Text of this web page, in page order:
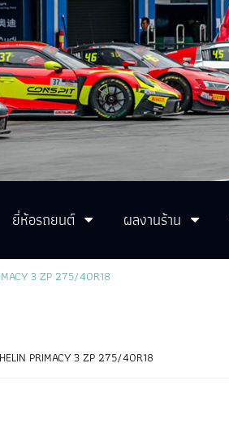
ยี่ห้อรถยนต์ ผลงานร้าน
3 ZP 275/40R18
PRIMACY 3 ZP 275/40R18